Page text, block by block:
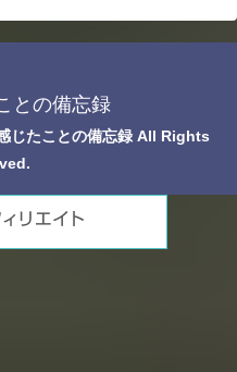
との備忘録
じたことの備忘録 All Rights